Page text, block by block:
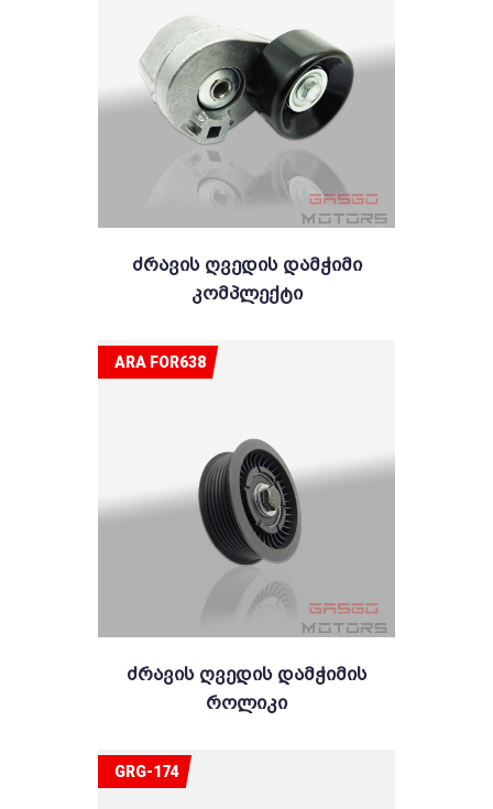
Ძრავის Ღვედის Დამჭიმი
Კომპლექტი
Ძრავის Ღვედის Დამჭიმის
Როლიკი
ARA FOR638
GRG-174